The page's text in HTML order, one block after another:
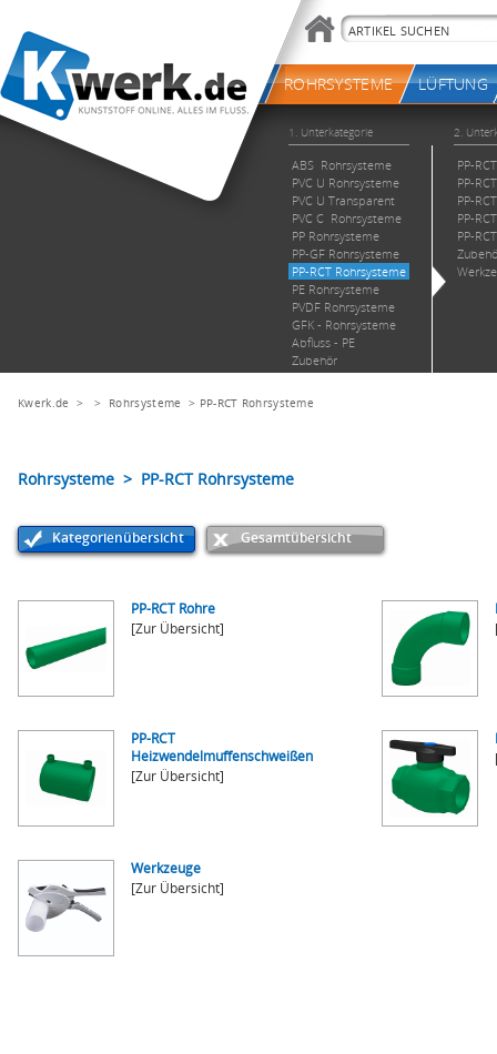
Kwerk.de > > Rohrsysteme > PP-RCT Rohrsysteme
Rohrsysteme > PP-RCT Rohrsysteme
Kategorienübersicht Gesamtübersicht
PP-RCT Rohre
[Zur Übersicht]
PP-RCT
Heizwendelmuffenschweißen
[Zur Übersicht]
Werkzeuge
[Zur Übersicht]